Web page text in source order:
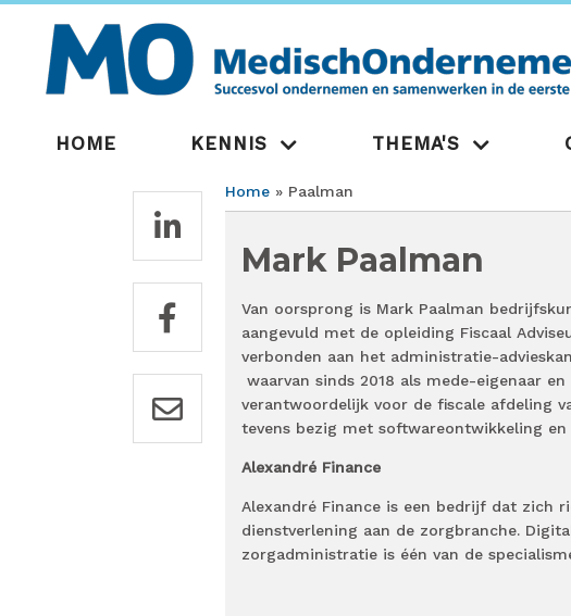
Hoofdnavigatie
HOME KENNIS THEMA'S
Home Paalman
Mark Paalman
Van oorsprong is Mark Paalman
aangevuld met de opleiding Fiscaal
verbonden aan het administratie-
waarvan sinds 2018 als mede-eigenaar
verantwoordelijk voor de fiscale afdeling
tevens bezig met softwareontwikkeling
Alexandré Finance
Alexandré Finance is een bedrijf dat zich
dienstverlening aan de zorgbranche.
zorgadministratie is één van de